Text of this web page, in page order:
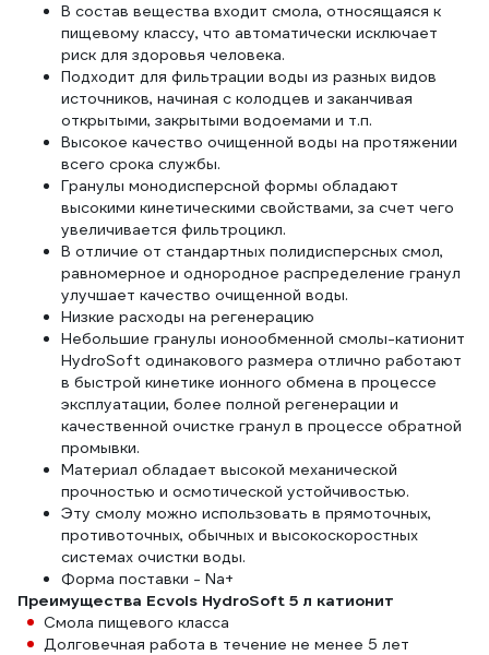
В состав вещества входит смола, относящаяся к
пищевому классу, что автоматически исключает
риск для здоровья человека.
Подходит для фильтрации воды из разных видов
источников, начиная с колодцев и заканчивая
открытыми, закрытыми водоемами и т.п.
Высокое качество очищенной воды на протяжении
всего срока службы.
Гранулы монодисперсной формы обладают
высокими кинетическими свойствами, за счет чего
увеличивается фильтроцикл.
В отличие от стандартных полидисперсных смол,
равномерное и однородное распределение гранул
улучшает качество очищенной воды.
Низкие расходы на регенерацию
Небольшие гранулы ионообменной смолы-катионит
HydroSoft одинакового размера отлично работают
в быстрой кинетике ионного обмена в процессе
эксплуатации, более полной регенерации и
качественной очистке гранул в процессе обратной
промывки.
Материал обладает высокой механической
прочностью и осмотической устойчивостью.
Эту смолу можно использовать в прямоточных,
противоточных, обычных и высокоскоростных
системах очистки воды.
Форма поставки - Na+
Преимущества Ecvols HydroSoft 5 л катионит
Смола пищевого класса
Долговечная работа в течение не менее 5 лет